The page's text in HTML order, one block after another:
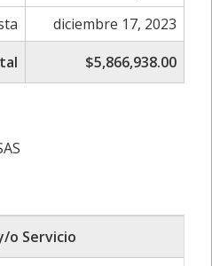
diciembre 17, 2023
$5,866,938.00
o Servicio